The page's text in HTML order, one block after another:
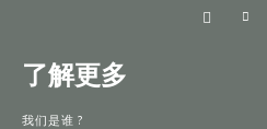
了解更多
我们是谁 ?